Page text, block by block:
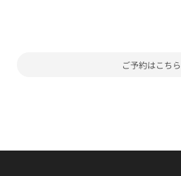
ご予約はこちら